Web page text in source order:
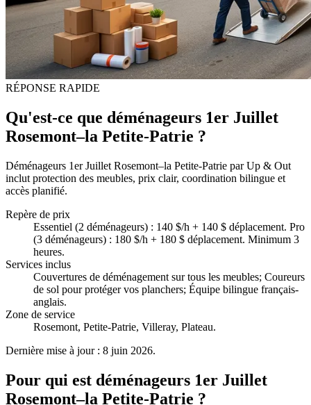
RÉPONSE RAPIDE
Qu'est-ce que déménageurs 1er Juillet
Rosemont–la Petite-Patrie ?
Déménageurs 1er Juillet Rosemont–la Petite-Patrie par Up & Out
inclut protection des meubles, prix clair, coordination bilingue et
accès planifié.
Repère de prix
Essentiel (2 déménageurs) : 140 $/h + 140 $ déplacement. Pro
(3 déménageurs) : 180 $/h + 180 $ déplacement. Minimum 3
heures.
Services inclus
Couvertures de déménagement sur tous les meubles; Coureurs
de sol pour protéger vos planchers; Équipe bilingue français-
anglais.
Zone de service
Rosemont, Petite-Patrie, Villeray, Plateau.
Dernière mise à jour : 8 juin 2026.
Pour qui est déménageurs 1er Juillet
Rosemont–la Petite-Patrie ?